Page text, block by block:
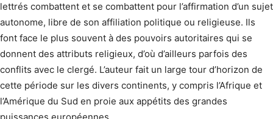
lettrés combattent et se combattent pour l’affirmation d’un sujet
autonome, libre de son affiliation politique ou religieuse. Ils
font face le plus souvent à des pouvoirs autoritaires qui se
donnent des attributs religieux, d’où d’ailleurs parfois des
conflits avec le clergé. L’auteur fait un large tour d’horizon de
cette période sur les divers continents, y compris l’Afrique et
l’Amérique du Sud en proie aux appétits des grandes